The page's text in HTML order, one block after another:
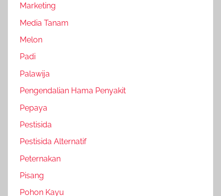
Marketing
Media Tanam
Melon
Padi
Palawija
Pengendalian Hama Penyakit
Pepaya
Pestisida
Pestisida Alternatif
Peternakan
Pisang
Pohon Kayu